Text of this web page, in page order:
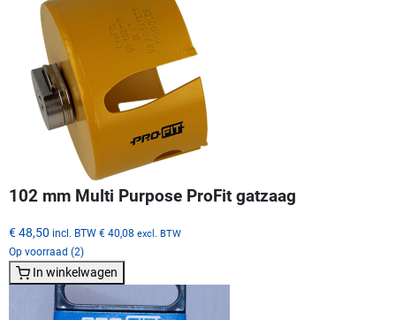
102 mm Multi Purpose ProFit gatzaag
€ 48,50 incl. BTW € 40,08 excl. BTW
Op voorraad (2)
In winkelwagen